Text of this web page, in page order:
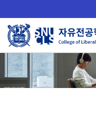
로
메